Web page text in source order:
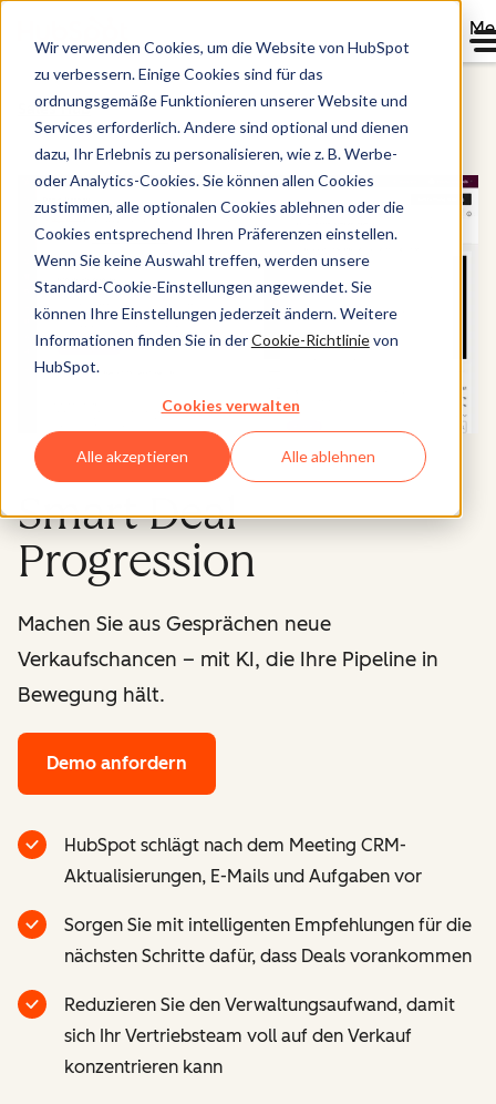
Wir verwenden Cookies, um die Website von HubSpot
zu verbessern. Einige Cookies sind für das
ordnungsgemäße Funktionieren unserer Website und
Services erforderlich. Andere sind optional und dienen
dazu, Ihr Erlebnis zu personalisieren, wie z. B. Werbe-
oder Analytics-Cookies. Sie können allen Cookies
zustimmen, alle optionalen Cookies ablehnen oder die
Cookies entsprechend Ihren Präferenzen einstellen.
Wenn Sie keine Auswahl treffen, werden unsere
Standard-Cookie-Einstellungen angewendet. Sie
können Ihre Einstellungen jederzeit ändern. Weitere
Informationen finden Sie in derCookie-Richtlinievon
HubSpot.
Cookies verwalten
Alle akzeptieren Alle ablehnen
Sales Hub
Smart Deal
Progression
Machen Sie aus Gesprächen neue
Verkaufschancen – mit KI, die Ihre Pipeline in
Bewegung hält.
Demo anfordern
HubSpot schlägt nach dem Meeting CRM-
Aktualisierungen, E-Mails und Aufgaben vor
Sorgen Sie mit intelligenten Empfehlungen für die
nächsten Schritte dafür, dass Deals vorankommen
Reduzieren Sie den Verwaltungsaufwand, damit
sich Ihr Vertriebsteam voll auf den Verkauf
konzentrieren kann